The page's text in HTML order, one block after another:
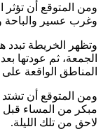
ومن المتوقع أن
وغرب عسير
وتظهر الخريطة
الجمعة، ثم عودتها
المناطق الواقعة
ومن المتوقع أن
مبكر من المساء
لاحق من تلك الليلة.